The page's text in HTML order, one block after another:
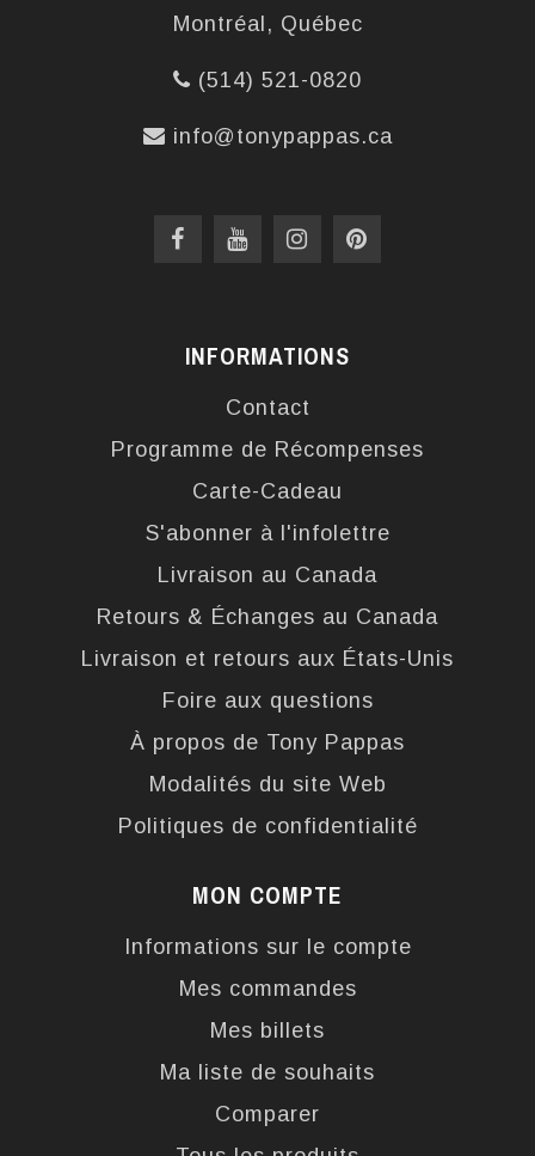
Montréal, Québec
(514) 521-0820
info@tonypappas.ca
INFORMATIONS
Contact
Programme de Récompenses
Carte-Cadeau
S'abonner à l'infolettre
Livraison au Canada
Retours & Échanges au Canada
Livraison et retours aux États-Unis
Foire aux questions
À propos de Tony Pappas
Modalités du site Web
Politiques de confidentialité
MON COMPTE
Informations sur le compte
Mes commandes
Mes billets
Ma liste de souhaits
Comparer